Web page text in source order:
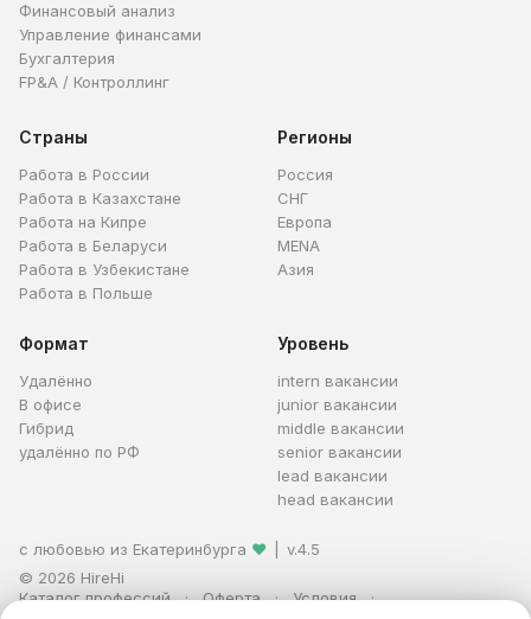
Финансовый анализ
Управление финансами
Бухгалтерия
FP&A / Контроллинг
Страны
Работа в России
Работа в Казахстане
Работа на Кипре
Работа в Беларуси
Работа в Узбекистане
Работа в Польше
Регионы
Россия
СНГ
Европа
MENA
Азия
Формат
Удалённо
В офисе
Гибрид
удалённо по РФ
Уровень
intern вакансии
junior вакансии
middle вакансии
senior вакансии
lead вакансии
head вакансии
с любовью из Екатеринбурга ❤
v.4.5
© 2026 HireHi
Каталог профессий
Оферта
Условия